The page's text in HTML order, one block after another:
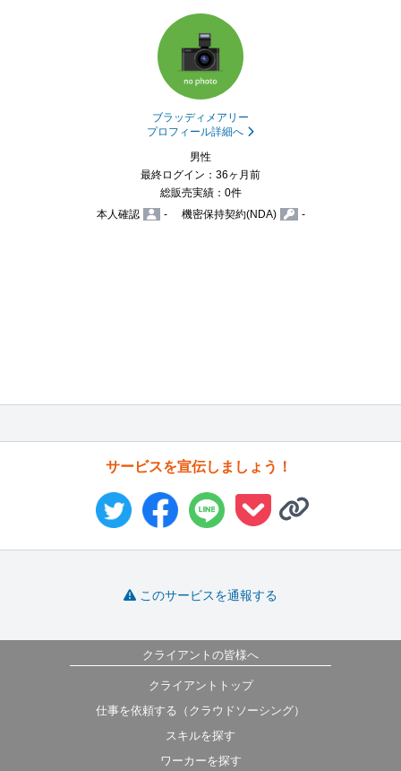
ブラッディメアリー
プロフィール詳細へ
男性
最終ログイン：36ヶ月前
総販売実績：0件
本人確認
- 機密保持契約(NDA) -
サービスを宣伝しましょう！
このサービスを通報する
クライアントの皆様へ
クライアントトップ
仕事を依頼する（クラウドソーシング）
スキルを探す
ワーカーを探す